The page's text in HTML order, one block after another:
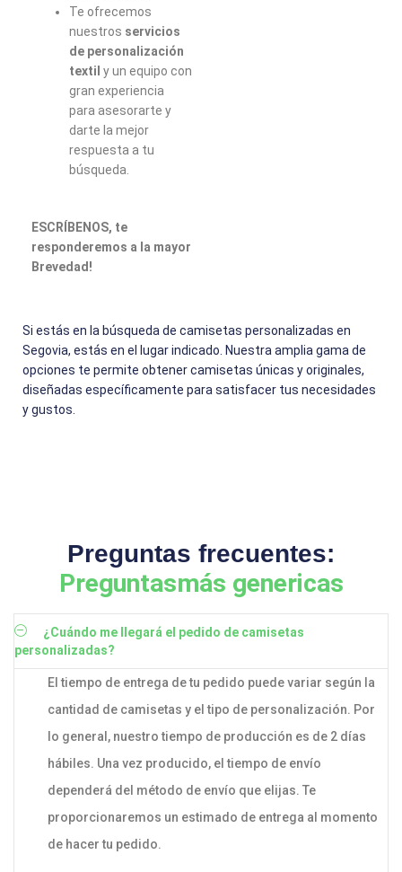
Te ofrecemos
nuestros servicios
de personalización
textil y un equipo con
gran experiencia
para asesorarte y
darte la mejor
respuesta a tu
búsqueda.
ESCRÍBENOS, te
responderemos a la mayor
Brevedad!
Si estás en la búsqueda de camisetas personalizadas en
Segovia, estás en el lugar indicado. Nuestra amplia gama de
opciones te permite obtener camisetas únicas y originales,
diseñadas específicamente para satisfacer tus necesidades
y gustos.
Preguntas frecuentes:
Preguntasmás genericas
¿Cuándo me llegará el pedido de camisetas
personalizadas?
El tiempo de entrega de tu pedido puede variar según la
cantidad de camisetas y el tipo de personalización. Por
lo general, nuestro tiempo de producción es de 2 días
hábiles. Una vez producido, el tiempo de envío
dependerá del método de envío que elijas. Te
proporcionaremos un estimado de entrega al momento
de hacer tu pedido.